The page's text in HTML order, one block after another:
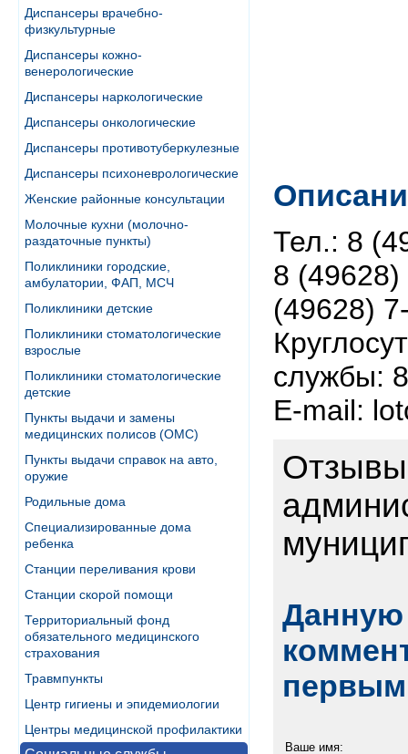
Диспансеры врачебно-
физкультурные
Диспансеры кожно-
венерологические
Диспансеры наркологические
Диспансеры онкологические
Диспансеры противотуберкулезные
Диспансеры психоневрологические
Женские районные консультации
Молочные кухни (молочно-
раздаточные пункты)
Поликлиники городские,
амбулатории, ФАП, МСЧ
Поликлиники детские
Поликлиники стоматологические
взрослые
Поликлиники стоматологические
детские
Пункты выдачи и замены
медицинских полисов (ОМС)
Пункты выдачи справок на авто,
оружие
Родильные дома
Специализированные дома
ребенка
Станции переливания крови
Станции скорой помощи
Территориальный фонд
обязательного медицинского
страхования
Травмпункты
Центр гигиены и эпидемиологии
Центры медицинской профилактики
Тел.: 8
8
(49628)
службы:
E-mail:
Данную
Ваше имя: